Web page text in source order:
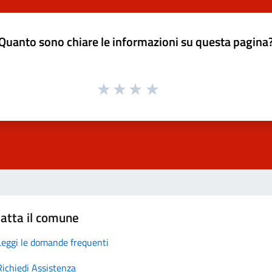
sono chiare le informazioni su questa
il comune
le domande frequenti
Assistenza